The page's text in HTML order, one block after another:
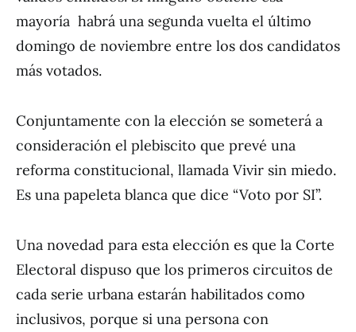
mayoría habrá una segunda vuelta el último
domingo de noviembre entre los dos candidatos
más votados.
Conjuntamente con la elección se someterá a
consideración el plebiscito que prevé una
reforma constitucional, llamada Vivir sin miedo.
Es una papeleta blanca que dice “Voto por SI”.
Una novedad para esta elección es que la Corte
Electoral dispuso que los primeros circuitos de
cada serie urbana estarán habilitados como
inclusivos, porque si una persona con